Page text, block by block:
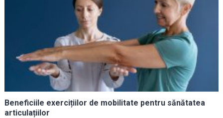
Beneficiile exercițiilor de mobilitate pentru sănătatea
articulațiilor